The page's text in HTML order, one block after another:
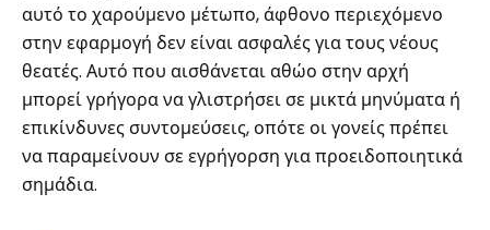
αυτό το χαρούμενο μέτωπο, άφθονο περιεχόμενο
στην εφαρμογή δεν είναι ασφαλές για τους νέους
θεατές. Αυτό που αισθάνεται αθώο στην αρχή
μπορεί γρήγορα να γλιστρήσει σε μικτά μηνύματα ή
επικίνδυνες συντομεύσεις, οπότε οι γονείς πρέπει
να παραμείνουν σε εγρήγορση για προειδοποιητικά
σημάδια.